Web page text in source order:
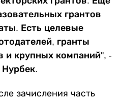
грантов
Есть целевые
гранты
и крупных компаний", -
Нурбек.
зачисления часть